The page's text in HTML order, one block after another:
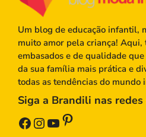
Um blog de educação infantil,
muito amor pela criança! Aqui,
embasados e de qualidade
da sua família mais prática e
todas as tendências do
Siga a Brandili nas redes
Facebook
Instagram
Youtube
Pinterest